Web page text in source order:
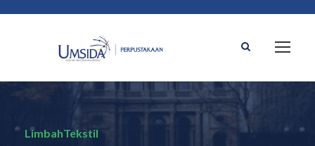
LimbahTekstil